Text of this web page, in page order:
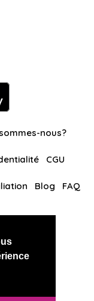
nous?
CGU
Blog FAQ